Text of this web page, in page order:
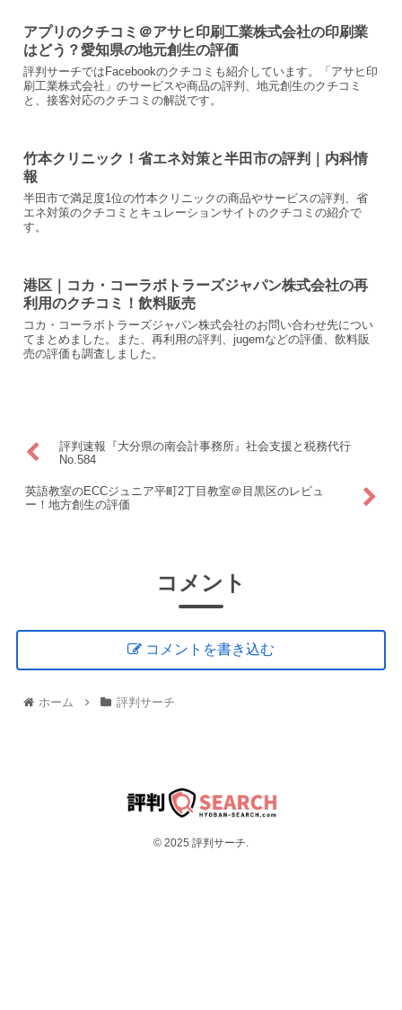
アプリのクチコミ＠アサヒ印刷工業株式会社の印刷業
はどう？愛知県の地元創生の評価
評判サーチではFacebookのクチコミも紹介しています。「アサヒ印
刷工業株式会社」のサービスや商品の評判、地元創生のクチコミ
と、接客対応のクチコミの解説です。
竹本クリニック！省エネ対策と半田市の評判｜内科情
報
半田市で満足度1位の竹本クリニックの商品やサービスの評判、省
エネ対策のクチコミとキュレーションサイトのクチコミの紹介で
す。
港区｜コカ・コーラボトラーズジャパン株式会社の再
利用のクチコミ！飲料販売
コカ・コーラボトラーズジャパン株式会社のお問い合わせ先につい
てまとめました。また、再利用の評判、jugemなどの評価、飲料販
売の評価も調査しました。
評判速報『大分県の南会計事務所』社会支援と税務代行
No.584
英語教室のECCジュニア平町2丁目教室＠目黒区のレビュ
ー！地方創生の評価
コメント
コメントを書き込む
ホーム 評判サーチ
© 2025 評判サーチ.